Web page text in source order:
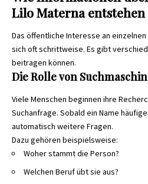
Lilo Materna entstehen
Das öffentliche Interesse an
sich oft schrittweise. Es gibt
beitragen können.
Die Rolle von
Viele Menschen beginnen ihre
Suchanfrage. Sobald ein Name
automatisch weitere Fragen.
Dazu gehören beispielsweise:
Woher stammt die Person?
Welchen Beruf übt sie aus?